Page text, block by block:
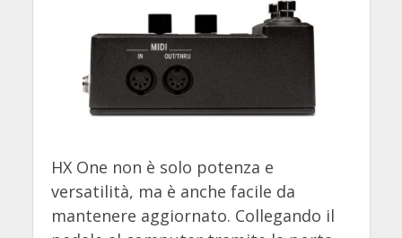
HX One non è solo potenza e
versatilità, ma è anche facile da
mantenere aggiornato. Collegando il